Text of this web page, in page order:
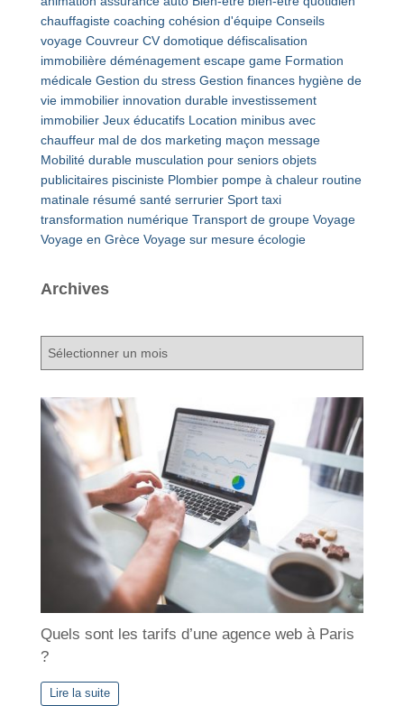
chauffagiste coaching cohésion d'équipe Conseils
voyage Couvreur CV domotique défiscalisation
immobilière déménagement escape game Formation
médicale Gestion du stress Gestion finances hygiène de
vie immobilier innovation durable investissement
immobilier Jeux éducatifs Location minibus avec
chauffeur mal de dos marketing maçon message
Mobilité durable musculation pour seniors objets
publicitaires pisciniste Plombier pompe à chaleur routine
matinale résumé santé serrurier Sport taxi
transformation numérique Transport de groupe Voyage
Voyage en Grèce Voyage sur mesure écologie
Archives
A
c
i
v
e
Quels sont les tarifs d’une agence web à Paris
?
Lire la suite